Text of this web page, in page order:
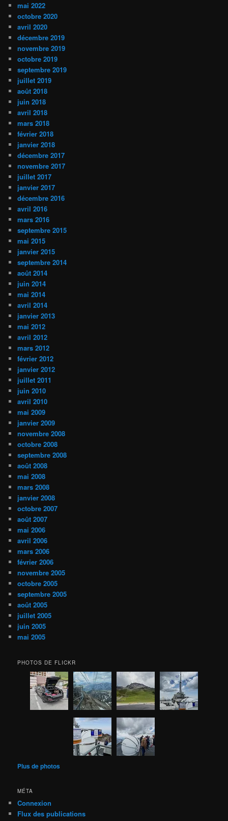
mai 2022
octobre 2020
avril 2020
décembre 2019
novembre 2019
octobre 2019
septembre 2019
juillet 2019
août 2018
juin 2018
avril 2018
mars 2018
février 2018
janvier 2018
décembre 2017
novembre 2017
juillet 2017
janvier 2017
décembre 2016
avril 2016
mars 2016
septembre 2015
mai 2015
janvier 2015
septembre 2014
août 2014
juin 2014
mai 2014
avril 2014
janvier 2013
mai 2012
avril 2012
mars 2012
février 2012
janvier 2012
juillet 2011
juin 2010
avril 2010
mai 2009
janvier 2009
novembre 2008
octobre 2008
septembre 2008
août 2008
mai 2008
mars 2008
janvier 2008
octobre 2007
août 2007
mai 2006
avril 2006
mars 2006
février 2006
novembre 2005
octobre 2005
septembre 2005
août 2005
juillet 2005
juin 2005
mai 2005
PHOTOS DE FLICKR
Plus de photos
MÉTA
Connexion
Flux des publications